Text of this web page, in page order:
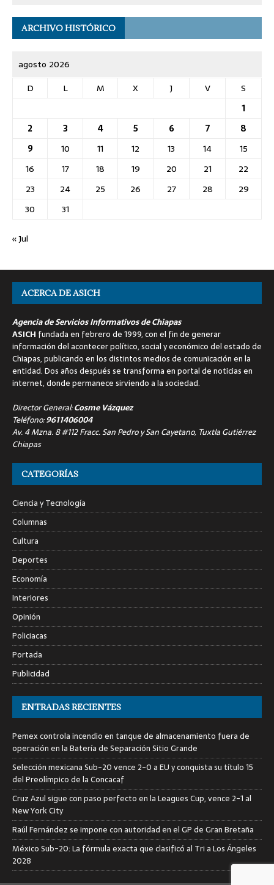
ARCHIVO HISTÓRICO
agosto 2026
D
L M X J V
S
1
2
3 4 5 6 7
8
9
10 11 12 13 14
15
16
17 18 19 20 21
22
23
24 25 26 27 28
29
30
31
« Jul
ACERCA DE ASICH
Agencia de Servicios Informativos de Chiapas
ASICH fundada en febrero de 1999, con el fin de generar
información del acontecer político, social y económico del estado de
Chiapas, publicando en los distintos medios de comunicación en la
entidad. Dos años después se transforma en portal de noticias en
internet, donde permanece sirviendo a la sociedad.
Director General:Cosme Vázquez
Teléfono:9611406004
Av. 4 Mzna. 8 #112 Fracc. San Pedro y San Cayetano, Tuxtla Gutiérrez
Chiapas
CATEGORÍAS
Ciencia y Tecnología
Columnas
Cultura
Deportes
Economía
Interiores
Opinión
Policiacas
Portada
Publicidad
ENTRADAS RECIENTES
Pemex controla incendio en tanque de almacenamiento fuera de
operación en la Batería de Separación Sitio Grande
Selección mexicana Sub-20 vence 2-0 a EU y conquista su título 15
del Preolímpico de la Concacaf
Cruz Azul sigue con paso perfecto en la Leagues Cup, vence 2-1 al
New York City
Raúl Fernández se impone con autoridad en el GP de Gran Bretaña
México Sub-20: La fórmula exacta que clasificó al Tri a Los Ángeles
2028